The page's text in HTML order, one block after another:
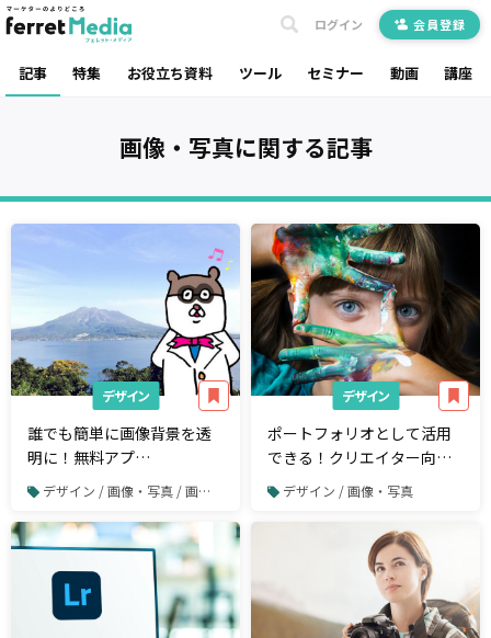
記事 特集 お役立ち資料 ツール セミナー 動画 講座
ログイン 会員登録
画像・写真に関する記事
デザイン
誰でも簡単に画像背景を透
明に！無料アプ
リ"Photoshop Mix"を活用
しよう
デザイン / 画像・写真 / 画像や写真の加工・編集
デザイン
ポートフォリオとして活用
できる！クリエイター向け
無料SNS「Behance」
デザイン / 画像・写真